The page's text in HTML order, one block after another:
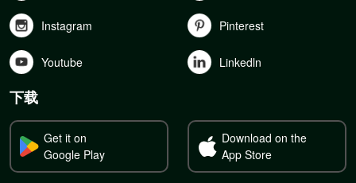
Instagram Pinterest
Youtube Linkedln
下载
Get it on
Google Play
Download on the
App Store